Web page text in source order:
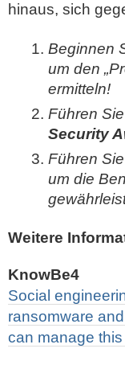
hinaus, sich
Beginnen
um den
ermitteln!
Führen
Security
Führen
um die
Weitere
KnowBe4
Social
ransomware
can manage